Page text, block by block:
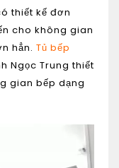
thiết kế đơn
cho không gian
hẳn. Tủ bếp
Ngọc Trung thiết
gian bếp dạng